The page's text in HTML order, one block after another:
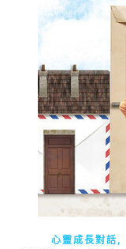
心靈成長對話,